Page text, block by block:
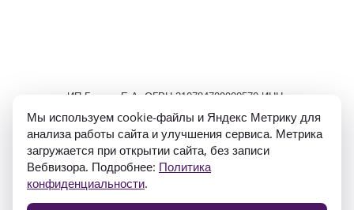
ИП Гуляев Е.А. ОГРН 310784709900570 ИНН
Мы используем cookie-файлы и Яндекс Метрику для
анализа работы сайта и улучшения сервиса. Метрика
загружается при открытии сайта, без записи
Вебвизора. Подробнее: Политика
конфиденциальности.